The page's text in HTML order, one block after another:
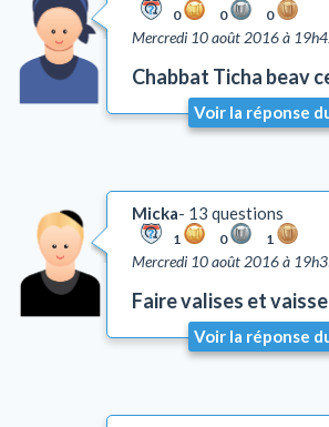
0 0 0
Mercredi 10 août 2016 à
Chabbat Ticha beav
Voir la réponse
Micka 13 questions
1 0 1
Mercredi 10 août 2016 à
Faire valises et
Voir la réponse